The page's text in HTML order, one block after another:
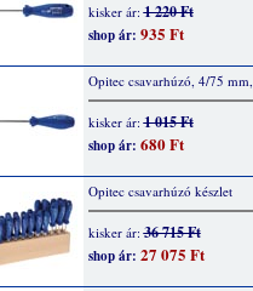
kisker ár:1 220 Ft
shop ár: 935 Ft
Opitec csavarhúzó, 4/75
kisker ár:1 015 Ft
shop ár: 680 Ft
Opitec csavarhúzó készlet
kisker ár:36 715 Ft
shop ár: 27 075 Ft